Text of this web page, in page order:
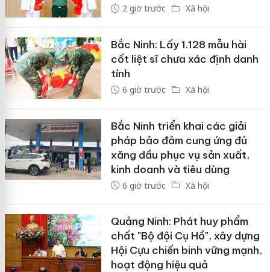
2 giờ trước Xã hội
Bắc Ninh: Lấy 1.128 mẫu hài
cốt liệt sĩ chưa xác định danh
tính
6 giờ trước Xã hội
Bắc Ninh triển khai các giải
pháp bảo đảm cung ứng đủ
xăng dầu phục vụ sản xuất,
kinh doanh và tiêu dùng
6 giờ trước Xã hội
Quảng Ninh: Phát huy phẩm
chất "Bộ đội Cụ Hồ", xây dựng
Hội Cựu chiến binh vững mạnh,
hoạt động hiệu quả